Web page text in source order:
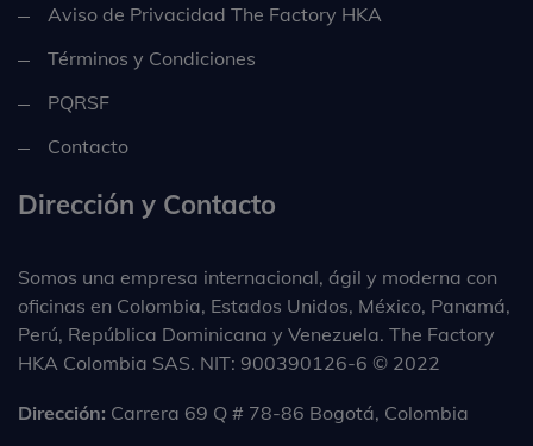
Aviso de Privacidad The Factory HKA
Términos y Condiciones
PQRSF
Contacto
Dirección y Contacto
Somos una empresa internacional, ágil y moderna con
oficinas en Colombia, Estados Unidos, México, Panamá,
Perú, República Dominicana y Venezuela. The Factory
HKA Colombia SAS. NIT: 900390126-6 © 2022
Dirección: Carrera 69 Q # 78-86 Bogotá, Colombia